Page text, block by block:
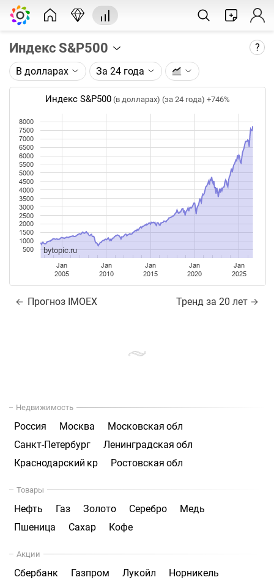
Индекс S&P500 ?
Описание графика:
Индекс S&P500 по данным компании Standard &
Каждая точка на графике - цена закрытия дня,
недели или месяца. Оптимальный таймфрейм
(день, неделя, месяц) подбирается автоматически
при изменении глубины графика.
Данные добавляются ежедневно.
В долларах За 24 года
Индекс S&P500 (в долларах) (за 24 года) +746%
Jan
2005
Jan
2010
Jan
2015
Jan
2020
Jan
2025
500
1000
1500
2000
2500
3000
3500
4000
4500
5000
5500
6000
6500
7000
7500
8000
bytopic.ru
Прогноз IMOEX Тренд за 20 лет
Недвижимость
Россия Москва
Московская обл
Санкт-Петербург
Ленинградская обл
Краснодарский кр
Ростовская обл
Товары
Нефть Газ Золото Серебро
Медь
Пшеница
Сахар Кофе
Акции
Сбербанк Газпром Лукойл
Норникель